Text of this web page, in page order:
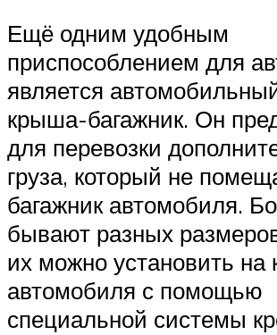
Ещё одним удобным
приспособлением для
является
крыша-багажник. Он
для перевозки
груза, который не
багажник автомобиля.
бывают разных
их можно установить
автомобиля с помощью
специальной системы